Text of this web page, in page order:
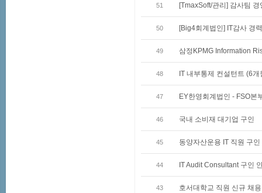
51 [TmaxSoft/관리] 감사팀
50 [Big4회계법인] IT감사 경
49 삼정KPMG Information
48 IT 내부통제 컨설턴트 (6
47 EY한영회계법인 - FSO본
46 국내 소비재 대기업 구인
45 동양자산운용 IT 직원 구인
44 IT Audit Consultant 구인
43 호서대학교 직원 신규 채